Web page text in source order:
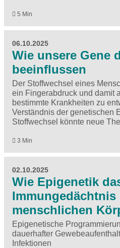
5 Min
06.10.2025
Wie unsere Gene
beeinflussen
Der Stoffwechsel eines
ein Fingerabdruck und damit
bestimmte Krankheiten zu
Verständnis der genetischen
Stoffwechsel könnte neue
3 Min
02.10.2025
Wie Epigenetik
Immungedächtnis
menschlichen
Epigenetische
dauerhafter
Infektionen